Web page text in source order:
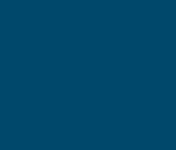
in neuem Fenster öffnen